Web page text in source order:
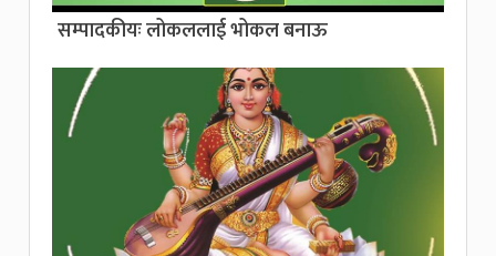
सम्पादकीयः लोकललाई भोकल बनाऊ